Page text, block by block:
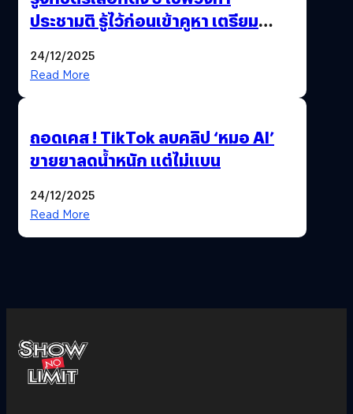
ประชามติ รู้ไว้ก่อนเข้าคูหา เตรียม
24/12/2025
Read More
ถอดเคส ! TikTok ลบคลิป ‘หมอ AI’
ขายยาลดน้ำหนัก แต่ไม่แบน
24/12/2025
Read More